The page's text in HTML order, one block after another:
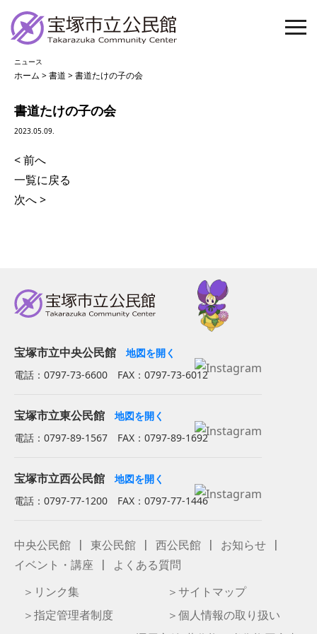
ニュース
ホーム >書道 >書道たけの子の会
書道たけの子の会
2023.05.09.
< 前へ
一覧に戻る
次へ >
宝塚市立中央公民館
地図を開く
電話：0797-73-6600 FAX：0797-73-6012
宝塚市立東公民館
地図を開く
電話：0797-89-1567 FAX：0797-89-1692
宝塚市立西公民館
地図を開く
電話：0797-77-1200 FAX：0797-77-1446
中央公民館 東公民館 西公民館
お知らせ
イベント・講座
よくある質問
リンク集
サイトマップ
指定管理者制度
個人情報の取り扱い